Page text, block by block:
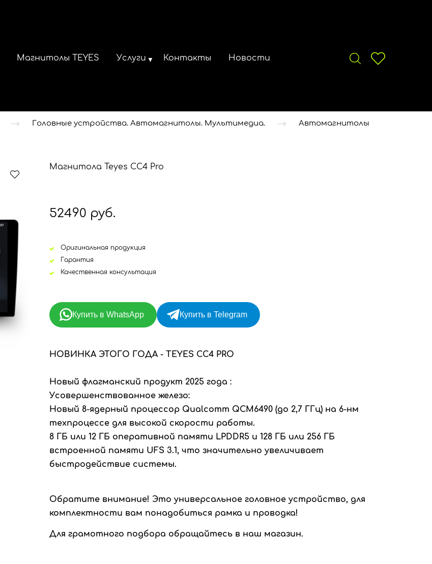
Магнитолы TEYES Услуги Контакты Новости
Головные устройства. Автомагнитолы. Мультимедиа.
Автомагнитолы
Магнитола Teyes CC4 Pro
52490 руб.
Оригинальная продукция
Гарантия
Качественная консультация
Купить в WhatsApp Купить в Telegram
НОВИНКА ЭТОГО ГОДА - TEYES CC4 PRO
Новый флагманский продукт 2025 года :
Усовершенствованное железо:
Новый 8-ядерный процессор Qualcomm QCM6490 (до 2,7 ГГц) на 6-нм
техпроцессе для высокой скорости работы.
8 ГБ или 12 ГБ оперативной памяти LPDDR5 и 128 ГБ или 256 ГБ
встроенной памяти UFS 3.1, что значительно увеличивает
быстродействие системы.
Обратите внимание! Это универсальное головное устройство, для
комплектности вам понадобиться рамка и проводка!
Для грамотного подбора обращайтесь в наш магазин.